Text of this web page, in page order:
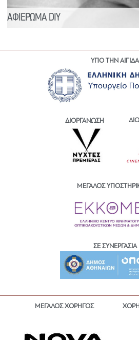
ΑΦΙΕΡΩΜΑ DIY
ΥΠΟ ΤΗΝ ΑΙΓΙΔΑ
ΔΙΟΡΓΑΝΩΣΗ
ΜΕΓΑΛΟΣ
ΣΕ ΣΥΝΕΡΓΑΣΙΑ
ΜΕΓΑΛΟΣ ΧΟΡΗΓΟΣ